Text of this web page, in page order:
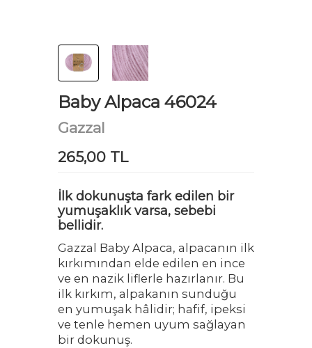
Baby Alpaca 46024
Gazzal
265,00 TL
İlk dokunuşta fark edilen bir
yumuşaklık varsa, sebebi
bellidir.
Gazzal Baby Alpaca, alpacanın ilk
kırkımından elde edilen en ince
ve en nazik liflerle hazırlanır. Bu
ilk kırkım, alpakanın sunduğu
en yumuşak hâlidir; hafif, ipeksi
ve tenle hemen uyum sağlayan
bir dokunuş.